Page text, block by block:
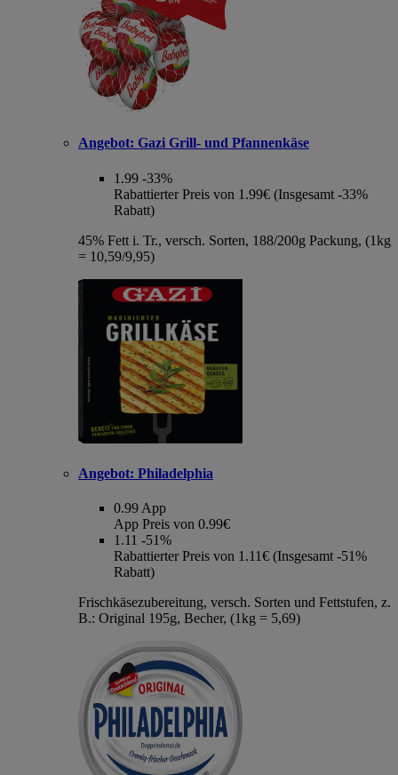
Angebot: Gazi Grill- und Pfannenkäse
1.99 -33%
Rabattierter Preis von 1.99€ (Insgesamt -33%
Rabatt)
45% Fett i. Tr., versch. Sorten, 188/200g Packung, (1kg
= 10,59/9,95)
Angebot: Philadelphia
0.99 App
App Preis von 0.99€
1.11 -51%
Rabattierter Preis von 1.11€ (Insgesamt -51%
Rabatt)
Frischkäsezubereitung, versch. Sorten und Fettstufen, z.
B.: Original 195g, Becher, (1kg = 5,69)